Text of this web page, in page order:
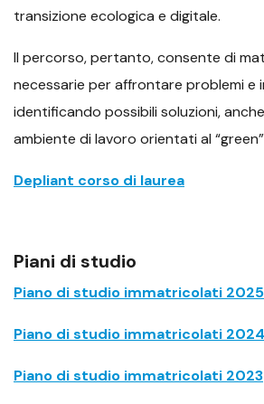
transizione ecologica e digitale.
Il percorso, pertanto, consente di
necessarie per affrontare problemi e
identificando possibili soluzioni,
ambiente di lavoro orientati al “green”
Depliant corso di laurea
Piani di studio
Piano di studio immatricolati 2025
Piano di studio immatricolati 2024
Piano di studio immatricolati 2023